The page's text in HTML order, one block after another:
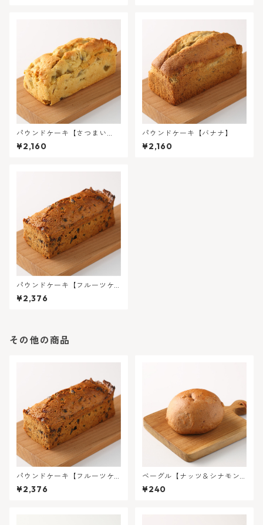
パウンドケーキ【さつまい
も】
¥2,160
パウンドケーキ【バナナ】
¥2,160
パウンドケーキ【フルーツケ
ーキ】
¥2,376
その他の商品
パウンドケーキ【フルーツケ
ーキ】
¥2,376
ベーグル【ナッツ＆シナモン
レーズン】
¥240